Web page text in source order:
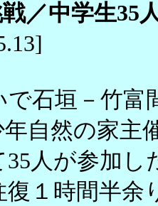
／中学生35
石垣－竹
自然の家主
人が参加
復１時間半